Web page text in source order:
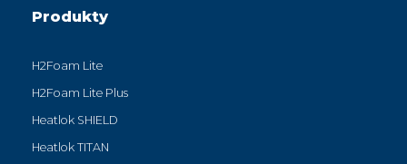
Produkty
H2Foam Lite
H2Foam Lite Plus
Heatlok SHIELD
Heatlok TITAN